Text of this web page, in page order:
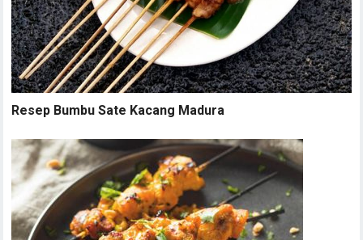
Resep Bumbu Sate Kacang Madura